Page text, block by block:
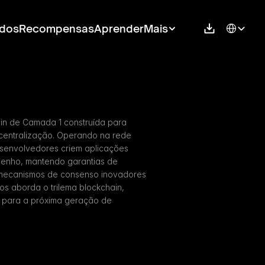
RecompensasAprenderMais Select
de Camada 1 construída para
Operando na rede
criem aplicações
mantendo garantias de
de consenso inovadores
aborda o trilema blockchain,
a próxima geração de